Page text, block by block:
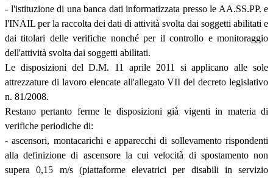
- l'istituzione di una banca dati informatizzata presso le AA.SS.PP. e
l'INAIL per la raccolta dei dati di attività svolta dai soggetti abilitati e
dai titolari delle verifiche nonché per il controllo e monitoraggio
dell'attività svolta dai soggetti abilitati.
Le disposizioni del D.M. 11 aprile 2011 si applicano alle sole
attrezzature di lavoro elencate all'allegato VII del decreto legislativo
n. 81/2008.
Restano pertanto ferme le disposizioni già vigenti in materia di
verifiche periodiche di:
- ascensori, montacarichi e apparecchi di sollevamento rispondenti
alla definizione di ascensore la cui velocità di spostamento non
supera 0,15 m/s (piattaforme elevatrici per disabili in servizio